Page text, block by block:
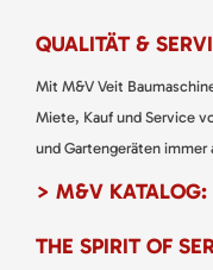
QUALITÄT &
Mit M&V Veit
Miete, Kauf und Service
und Gartengeräten immer
> M&V KATALOG:
THE SPIRIT OF